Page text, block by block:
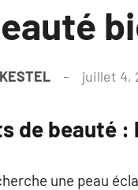
juillet 4,
de beauté
une peau